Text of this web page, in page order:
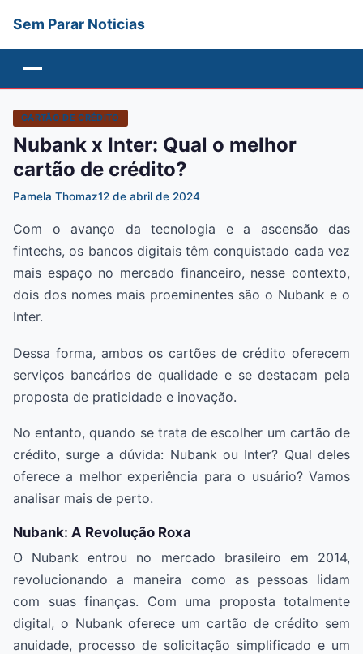
Sem Parar Noticias
CARTÃO DE CRÉDITO
Nubank x Inter: Qual o melhor
cartão de crédito?
Pamela Thomaz12 de abril de 2024
Com o avanço da tecnologia e a ascensão das
fintechs, os bancos digitais têm conquistado cada vez
mais espaço no mercado financeiro, nesse contexto,
dois dos nomes mais proeminentes são o Nubank e o
Inter.
Dessa forma, ambos os cartões de crédito oferecem
serviços bancários de qualidade e se destacam pela
proposta de praticidade e inovação.
No entanto, quando se trata de escolher um cartão de
crédito, surge a dúvida: Nubank ou Inter? Qual deles
oferece a melhor experiência para o usuário? Vamos
analisar mais de perto.
Nubank: A Revolução Roxa
O Nubank entrou no mercado brasileiro em 2014,
revolucionando a maneira como as pessoas lidam
com suas finanças. Com uma proposta totalmente
digital, o Nubank oferece um cartão de crédito sem
anuidade, processo de solicitação simplificado e um